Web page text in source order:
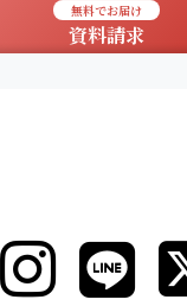
無料でお届け
資料請求